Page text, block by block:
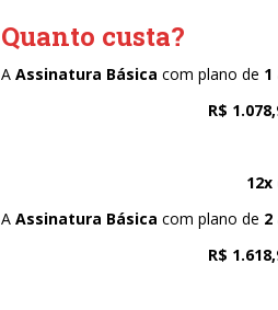
Quanto custa?
A Assinatura Básica com plano de 1
R$
12x
A Assinatura Básica com plano de 2
R$